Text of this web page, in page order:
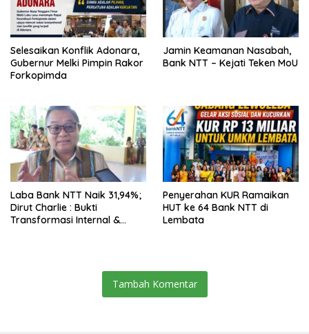
Selesaikan Konflik Adonara,
Gubernur Melki Pimpin Rakor
Forkopimda
Jamin Keamanan Nasabah,
Bank NTT – Kejati Teken MoU
Laba Bank NTT Naik 31,94%;
Dirut Charlie : Bukti
Transformasi Internal &
Penyerahan KUR Ramaikan
HUT ke 64 Bank NTT di
Lembata
Tambah Komentar